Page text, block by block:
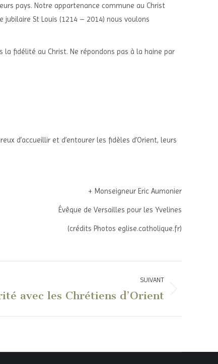
pays. Notre appartenance commune au Christ
St Louis (1214 – 2014) nous voulons
la fidélité au Christ. Ne répondons pas à la haine par
d’accueillir et d’entourer les fidèles d’Orient, leurs
+ Monseigneur Eric Aumonier
Évêque de Versailles pour les Yvelines
(crédits Photos eglise.catholique.fr)
SUIVANT
avec les Chrétiens d’Orient